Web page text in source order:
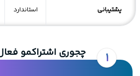
پشتیبانی استاندارد
چجوری اشتراکمو 1